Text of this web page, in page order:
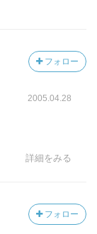
ですが、自分
セイ集」とし
シリーズを、
イ集として楽
彦さんがお好
フォロー
2005.04.28
詳細をみる
フォロー